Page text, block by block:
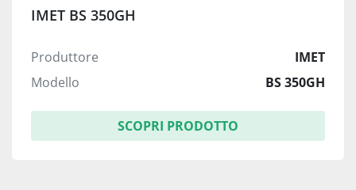
IMET BS 350GH
Produttore
IMET
Modello
BS 350GH
SCOPRI PRODOTTO